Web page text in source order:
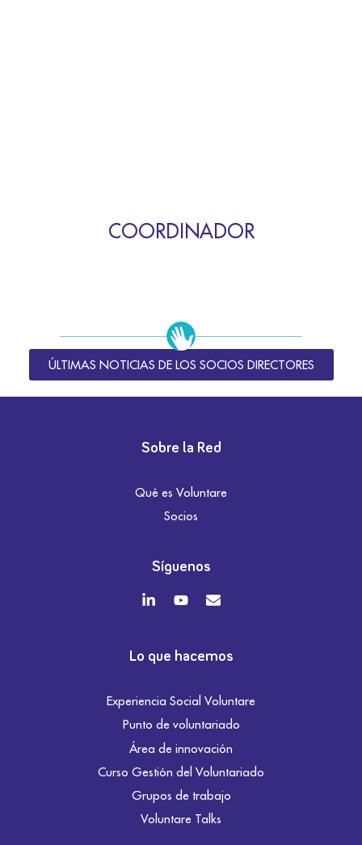
COORDINADOR
ÚLTIMAS NOTICIAS DE LOS SOCIOS DIRECTORES
Sobre la Red
Qué es Voluntare
Socios
Síguenos
Lo que hacemos
Experiencia Social Voluntare
Punto de voluntariado
Área de innovación
Curso Gestión del Voluntariado
Grupos de trabajo
Voluntare Talks